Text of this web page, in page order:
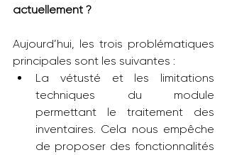
actuellement ?
Aujourd’hui, les trois problématiques
principales sont les suivantes :
La vétusté et les limitations
techniques du module
permettant le traitement des
inventaires. Cela nous empêche
de proposer des fonctionnalités